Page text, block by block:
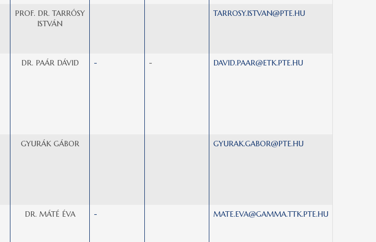
PROF. DR. TARRÓSY
ISTVÁN
TARROSY.ISTVAN@PTE.HU
DR. PAÁR DÁVID - - DAVID.PAAR@ETK.PTE.HU
GYURÁK GÁBOR GYURAK.GABOR@PTE.HU
DR. MÁTÉ ÉVA - MATE.EVA@GAMMA.TTK.PTE.HU